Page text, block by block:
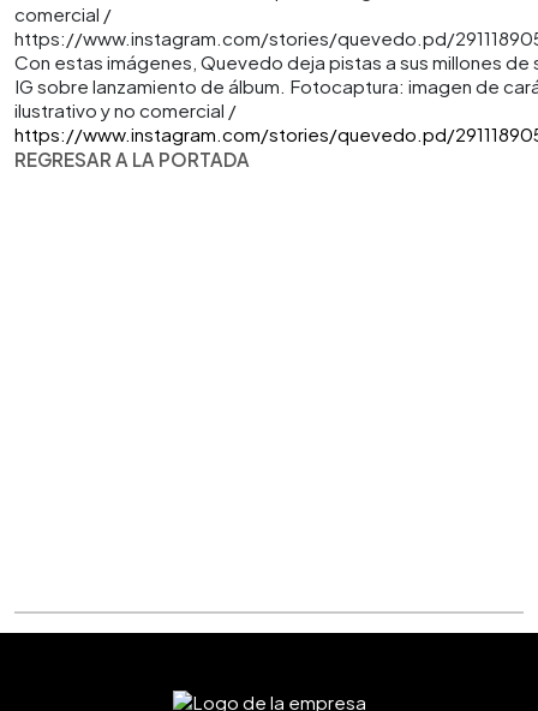
Con estas imágenes, Quevedo deja pistas a sus millones de
IG sobre lanzamiento de álbum. Fotocaptura: imagen de
ilustrativo y no comercial /
https://www.instagram.com/stories/quevedo.pd/
REGRESAR A LA PORTADA